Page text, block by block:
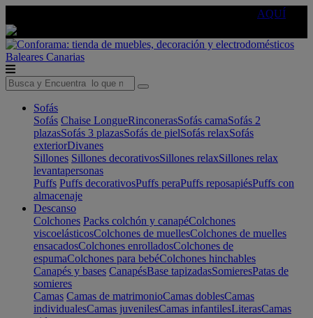
AQUÍ
Baleares Canarias
Sofás
Sofás Chaise LongueRinconerasSofás camaSofás 2
plazasSofás 3 plazasSofás de pielSofás relaxSofás
exteriorDivanes
Sillones Sillones decorativosSillones relaxSillones relax
levantapersonas
Puffs Puffs decorativosPuffs peraPuffs reposapiésPuffs con
almacenaje
Descanso
Colchones Packs colchón y canapéColchones
viscoelásticosColchones de muellesColchones de muelles
ensacadosColchones enrolladosColchones de
espumaColchones para bebéColchones hinchables
Canapés y bases CanapésBase tapizadasSomieresPatas de
somieres
Camas Camas de matrimonioCamas doblesCamas
individualesCamas juvenilesCamas infantilesLiterasCamas